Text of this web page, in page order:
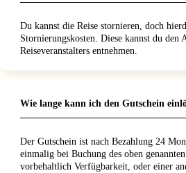
Du kannst die Reise stornieren, doch
Stornierungskosten. Diese kannst du den
Reiseveranstalters entnehmen.
Wie lange kann ich den Gutschein
Der Gutschein ist nach Bezahlung 24
einmalig bei Buchung des oben
vorbehaltlich Verfügbarkeit, oder einer